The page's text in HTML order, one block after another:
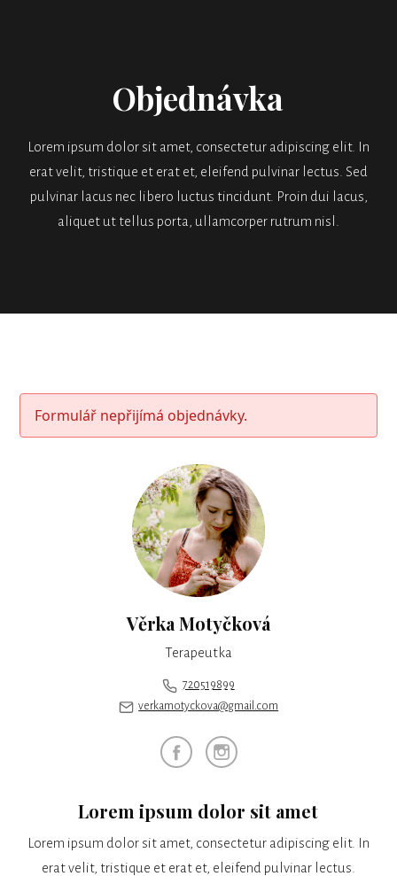
Objednávka
Lorem ipsum dolor sit amet, consectetur adipiscing elit. In
erat velit, tristique et erat et, eleifend pulvinar lectus. Sed
pulvinar lacus nec libero luctus tincidunt. Proin dui lacus,
aliquet ut tellus porta, ullamcorper rutrum nisl.
Formulář nepřijímá objednávky.
Věrka Motyčková
Terapeutka
720519899
verkamotyckova@gmail.com
Lorem ipsum dolor sit amet
Lorem ipsum dolor sit amet, consectetur adipiscing elit. In
erat velit, tristique et erat et, eleifend pulvinar lectus.